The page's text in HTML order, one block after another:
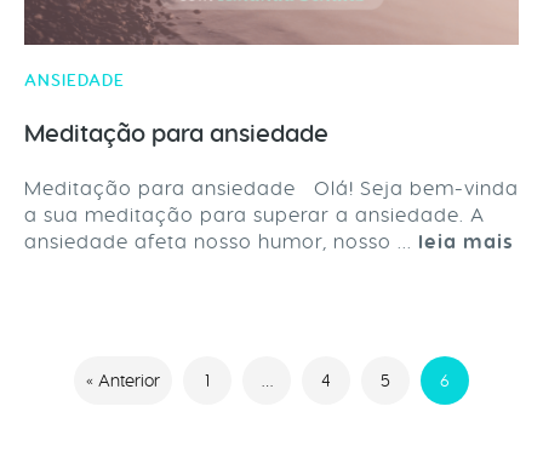
ANSIEDADE
Meditação para ansiedade
Meditação para ansiedade Olá! Seja bem-vinda
a sua meditação para superar a ansiedade. A
ansiedade afeta nosso humor, nosso ... leia mais
« Anterior 1 … 4 5 6